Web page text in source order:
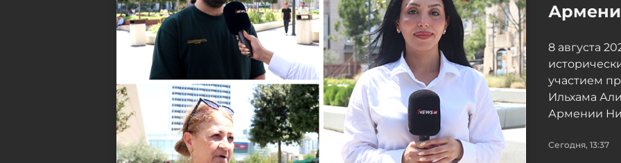
8 августа
участием
Ильхама
Армении
Сегодня, 13:37